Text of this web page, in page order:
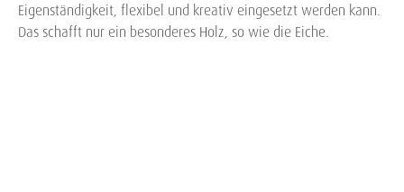
Eigenständigkeit, flexibel und kreativ eingesetzt werden kann.
Das schafft nur ein besonderes Holz, so wie die Eiche.